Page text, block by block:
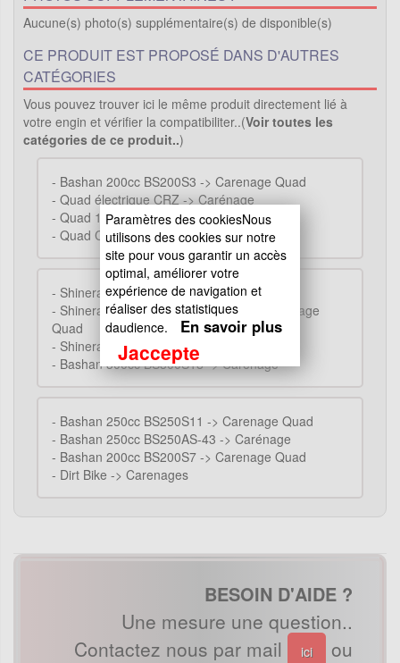
Aucune(s) photo(s) supplémentaire(s) de disponible(s)
CE PRODUIT EST PROPOSÉ DANS D'AUTRES
CATÉGORIES
Vous pouvez trouver ici le même produit directement lié à
votre engin et vérifier la compatibiliter..(Voir toutes les
catégories de ce produit..)
- Bashan 200cc BS200S3 -> Carenage Quad
- Quad électrique CRZ -> Carénage
- Quad 110cc - 125cc -> Carénage
- Quad Chinois 200cc -> Carenage quad
- Shineray 250 STXE -> Carenage
- Shineray 200STIIE et 200STIIEB -> Carenage
Quad
- Shineray 150 STE -> Carenage Quad
- Bashan 300cc BS300S18 -> Carenage
- Bashan 250cc BS250S11 -> Carenage Quad
- Bashan 250cc BS250AS-43 -> Carénage
- Bashan 200cc BS200S7 -> Carenage Quad
- Dirt Bike -> Carenages
BESOIN D'AIDE ?
Une mesure une question..
Contactez nous par mail
ici
ou
Paramètres des cookiesNous
utilisons des cookies sur notre
site pour vous garantir un accès
optimal, améliorer votre
expérience de navigation et
réaliser des statistiques
daudience.
En savoir plus
Jaccepte